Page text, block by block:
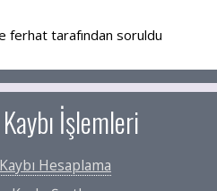
ferhat tarafından soruldu
İşlemleri
Hesaplama